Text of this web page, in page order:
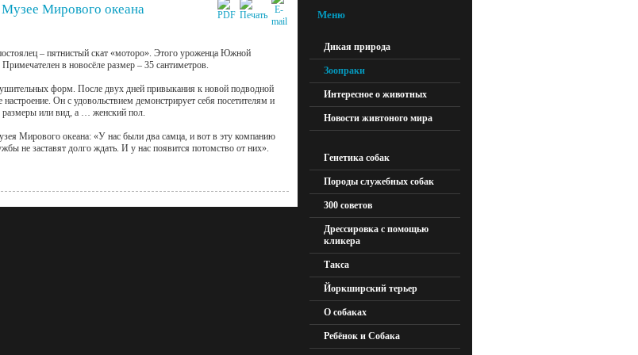
Музее Мирового океана
– пятнистый скат «моторо». Этого уроженца Южной
в новосёле размер – 35 сантиметров.
форм. После двух дней привыкания к новой подводной
Он с удовольствием демонстрирует себя посетителям и
размеры или вид, а … женский пол.
Мирового океана: «У нас были два самца, и вот в эту компанию
не заставят долго ждать. И у нас появится потомство от них».
Меню
Дикая природа
Зоопраки
Интересное о животных
Новости живтоного мира
Генетика собак
Породы служебных собак
300 советов
Дрессировка с помощью
кликера
Такса
Йоркширский терьер
О собаках
Ребёнок и Собака